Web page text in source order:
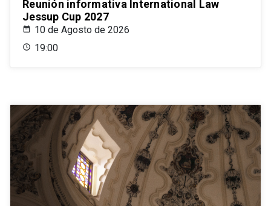
Reunión informativa International Law
Jessup Cup 2027
10 de Agosto de 2026
19:00